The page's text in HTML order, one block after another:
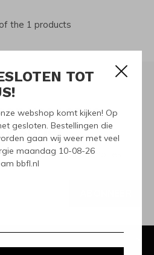
TOT
webshop komt kijken! Op
gesloten. Bestellingen die
gaan wij weer met veel
maandag 10-08-26
bbfl.nl
the 1 products
voor onze
aanbiedingen en promoties